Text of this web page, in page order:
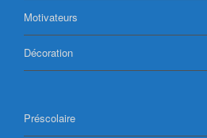
Motivateurs
Décoration
Préscolaire